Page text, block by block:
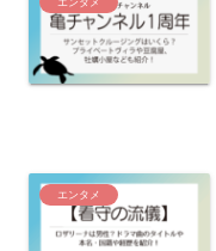
エンタメ
エンタメ